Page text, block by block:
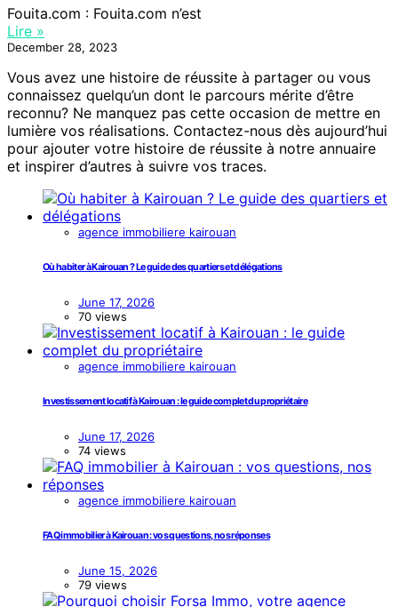
Fouita.com : Fouita.com n’est
Lire »
December 28, 2023
Vous avez une histoire de réussite à partager ou vous
connaissez quelqu’un dont le parcours mérite d’être
reconnu? Ne manquez pas cette occasion de mettre en
lumière vos réalisations. Contactez-nous dès aujourd’hui
pour ajouter votre histoire de réussite à notre annuaire
et inspirer d’autres à suivre vos traces.
agence immobiliere kairouan
Où habiter à Kairouan ? Le guide des quartiers et délégations
June 17, 2026
70 views
agence immobiliere kairouan
Investissement locatif à Kairouan : le guide complet du propriétaire
June 17, 2026
74 views
agence immobiliere kairouan
FAQ immobilier à Kairouan : vos questions, nos réponses
June 15, 2026
79 views